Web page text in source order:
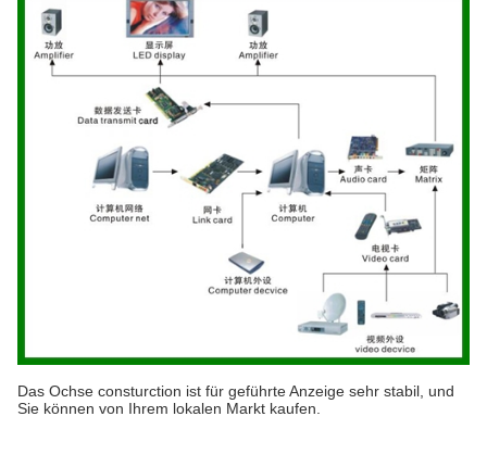
Das Ochse consturction ist für geführte Anzeige sehr stabil, und
Sie können von Ihrem lokalen Markt kaufen.